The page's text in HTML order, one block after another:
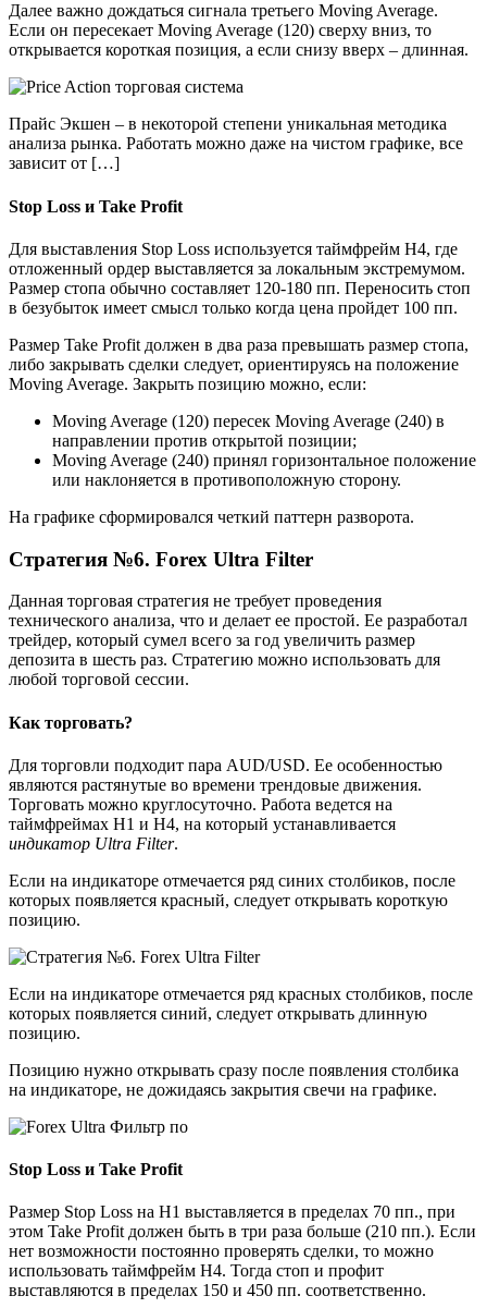
Далее важно дождаться сигнала третьего Moving Average.
Если он пересекает Moving Average (120) сверху вниз, то
открывается короткая позиция, а если снизу вверх – длинная.
Прайс Экшен – в некоторой степени уникальная методика
анализа рынка. Работать можно даже на чистом графике, все
зависит от […]
Stop Loss и Take Profit
Для выставления Stop Loss используется таймфрейм Н4, где
отложенный ордер выставляется за локальным экстремумом.
Размер стопа обычно составляет 120-180 пп. Переносить стоп
в безубыток имеет смысл только когда цена пройдет 100 пп.
Размер Take Profit должен в два раза превышать размер стопа,
либо закрывать сделки следует, ориентируясь на положение
Moving Average. Закрыть позицию можно, если:
Moving Average (120) пересек Moving Average (240) в
направлении против открытой позиции;
Moving Average (240) принял горизонтальное положение
или наклоняется в противоположную сторону.
На графике сформировался четкий паттерн разворота.
Стратегия №6. Forex Ultra Filter
Данная торговая стратегия не требует проведения
технического анализа, что и делает ее простой. Ее разработал
трейдер, который сумел всего за год увеличить размер
депозита в шесть раз. Стратегию можно использовать для
любой торговой сессии.
Как торговать?
Для торговли подходит пара AUD/USD. Ее особенностью
являются растянутые во времени трендовые движения.
Торговать можно круглосуточно. Работа ведется на
таймфреймах Н1 и Н4, на который устанавливается
индикатор Ultra Filter.
Если на индикаторе отмечается ряд синих столбиков, после
которых появляется красный, следует открывать короткую
позицию.
Если на индикаторе отмечается ряд красных столбиков, после
которых появляется синий, следует открывать длинную
позицию.
Позицию нужно открывать сразу после появления столбика
на индикаторе, не дожидаясь закрытия свечи на графике.
Stop Loss и Take Profit
Размер Stop Loss на Н1 выставляется в пределах 70 пп., при
этом Take Profit должен быть в три раза больше (210 пп.). Если
нет возможности постоянно проверять сделки, то можно
использовать таймфрейм Н4. Тогда стоп и профит
выставляются в пределах 150 и 450 пп. соответственно.